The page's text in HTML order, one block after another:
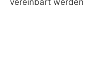
vereinbart werden